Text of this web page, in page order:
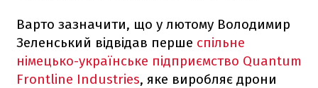
Варто зазначити, що у лютому Володимир
Зеленський відвідав перше спільне
німецько-українське підприємство Quantum
Frontline Industries, яке виробляє дрони